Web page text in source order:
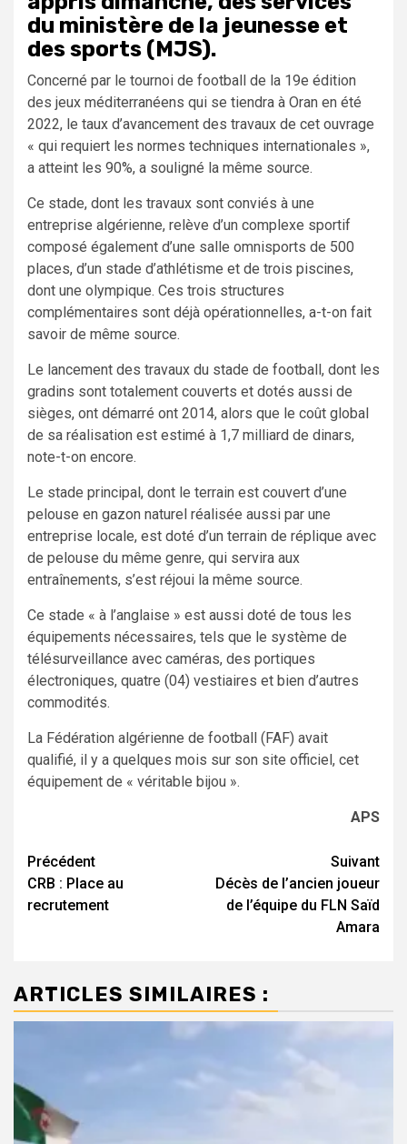
du ministère de la jeunesse et
des sports (MJS).
Concerné par le tournoi de football de la 19e édition
des jeux méditerranéens qui se tiendra à Oran en été
2022, le taux d’avancement des travaux de cet ouvrage
« qui requiert les normes techniques internationales »,
a atteint les 90%, a souligné la même source.
Ce stade, dont les travaux sont conviés à une
entreprise algérienne, relève d’un complexe sportif
composé également d’une salle omnisports de 500
places, d’un stade d’athlétisme et de trois piscines,
dont une olympique. Ces trois structures
complémentaires sont déjà opérationnelles, a-t-on fait
savoir de même source.
Le lancement des travaux du stade de football, dont les
gradins sont totalement couverts et dotés aussi de
sièges, ont démarré ont 2014, alors que le coût global
de sa réalisation est estimé à 1,7 milliard de dinars,
note-t-on encore.
Le stade principal, dont le terrain est couvert d’une
pelouse en gazon naturel réalisée aussi par une
entreprise locale, est doté d’un terrain de réplique avec
de pelouse du même genre, qui servira aux
entraînements, s’est réjoui la même source.
Ce stade « à l’anglaise » est aussi doté de tous les
équipements nécessaires, tels que le système de
télésurveillance avec caméras, des portiques
électroniques, quatre (04) vestiaires et bien d’autres
commodités.
La Fédération algérienne de football (FAF) avait
qualifié, il y a quelques mois sur son site officiel, cet
équipement de « véritable bijou ».
APS
Navigation
d’article
Précédent
CRB : Place au
recrutement
Suivant
Décès de l’ancien joueur
de l’équipe du FLN Saïd
Amara
ARTICLES SIMILAIRES :